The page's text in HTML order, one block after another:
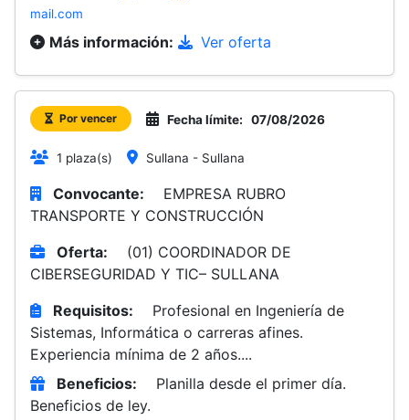
mail.com
Más información: Ver oferta
Por vencer Fecha límite: 07/08/2026
1 plaza(s) Sullana - Sullana
Convocante:
EMPRESA RUBRO
TRANSPORTE Y CONSTRUCCIÓN
Oferta:
(01) COORDINADOR DE
CIBERSEGURIDAD Y TIC– SULLANA
Requisitos:
Profesional en Ingeniería de
Sistemas, Informática o carreras afines.
Experiencia mínima de 2 años....
Beneficios:
Planilla desde el primer día.
Beneficios de ley.